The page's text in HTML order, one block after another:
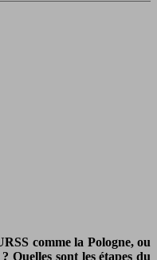
comme la Pologne, ou
Quelles sont les étapes du